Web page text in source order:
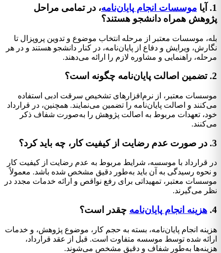
1. آیا موسسات انجام پایان‌نامه، در تمامی مراحل
پژوهش همراه دانشجو هستند؟
بله، موسسات معتبر از مرحله انتخاب موضوع و تدوین پروپزال تا
نگارش، ویرایش و دفاع از پایان‌نامه، در کنار دانشجو هستند و در هر
مرحله، راهنمایی و مشاوره لازم را ارائه می‌دهند.
2. تضمین اصالت پایان‌نامه چگونه است؟
موسسات معتبر، از نرم‌افزارهای تشخیص سرقت ادبی استفاده
می‌کنند و اصالت پایان‌نامه را تضمین می‌نمایند. همچنین، در قرارداد
خود، تعهدات مربوط به اصالت پژوهش را به‌صورت شفاف ذکر
می‌کنند.
3. در صورت عدم رضایت از کیفیت کار، چه باید کرد؟
در قرارداد با موسسه، شرایط مربوط به عدم رضایت از کیفیت کار
و نحوه رسیدگی به آن باید به‌طور دقیق مشخص شده باشد. معمولاً
موسسات معتبر، تمهیداتی برای رفع نواقص و ارائه خدمات مجدد در
نظر می‌گیرند.
4. هزینه انجام پایان‌نامه چقدر است؟
هزینه انجام پایان‌نامه، بسته به حجم کار، موضوع پژوهش، و خدمات
ارائه شده توسط موسسه متفاوت است. قبل از عقد قرارداد،
هزینه‌ها به‌طور شفاف و دقیق مشخص می‌شوند.